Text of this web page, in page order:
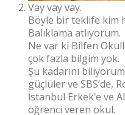
Vay vay vay.
Böyle bir teklife kim
Balıklama atlıyorum.
Ne var ki Bilfen
çok fazla bilgim yok.
Şu kadarını
güçlüler ve SBS’de,
İstanbul Erkek’e ve
öğrenci veren okul.